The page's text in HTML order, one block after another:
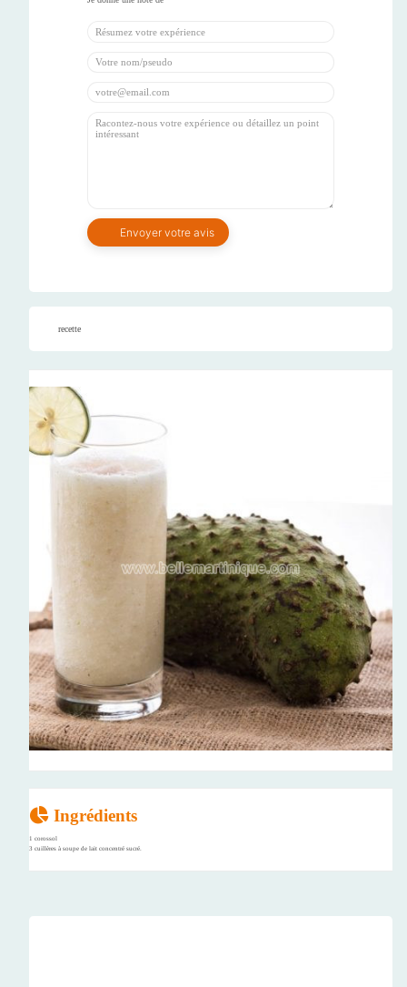
recette
Ingrédients
1 corossol
3 cuillères à soupe de lait concentré sucré.